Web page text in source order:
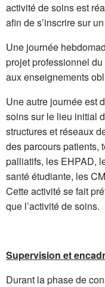
activité de soins est
afin de s’inscrire sur
Une journée
projet professionnel
aux enseignements
Une autre journée est
soins sur le lieu initial
structures et réseaux
des parcours patients,
palliatifs, les EHPAD,
santé étudiante, les
Cette activité se fait
que l’activité de soins.
Supervision et
Durant la phase de